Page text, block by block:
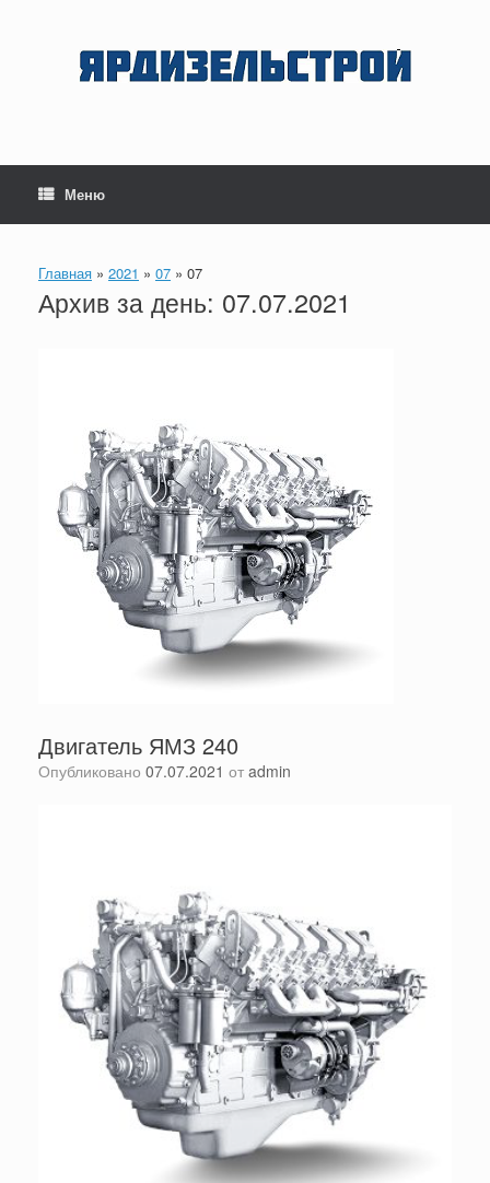
содержанию
Меню
Главная » 2021 » 07 » 07
Архив за день: 07.07.2021
Двигатель ЯМЗ 240
Опубликовано 07.07.2021 от admin